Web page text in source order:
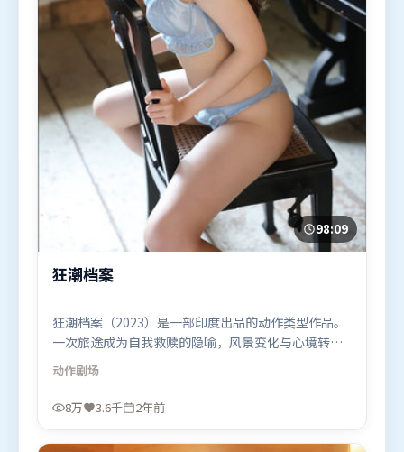
98:09
狂潮档案
狂潮档案（2023）是一部印度出品的动作类型作品。
一次旅途成为自我救赎的隐喻，风景变化与心境转折
彼此呼应。动作场面设计讲究空间与节奏，文戏部分
同样扎实耐嚼。由陈思诚执导，汤姆·哈迪、艾米莉
·布朗特、托尼·贾，廖凡、咏梅、周迅等联袂出
上线，适合喜欢动作题材的观众观看。
动作剧场
8万 3.6千 2年前